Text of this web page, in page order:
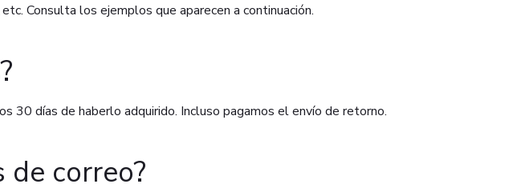
Consulta los ejemplos que aparecen a continuación.
30 días de haberlo adquirido. Incluso pagamos el envío de retorno.
correo?